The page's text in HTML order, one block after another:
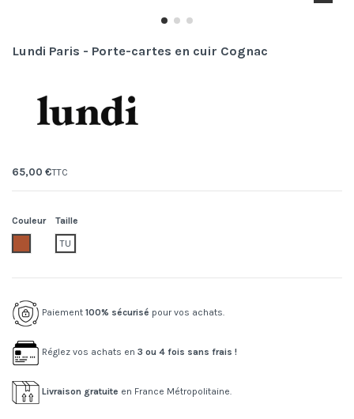
Lundi Paris - Porte-cartes en cuir Cognac
65,00 €TTC
Couleur
Taille
TU
Paiement 100% sécurisé pour vos achats.
Réglez vos achats en 3 ou 4 fois sans frais !
Livraison gratuite en France Métropolitaine.